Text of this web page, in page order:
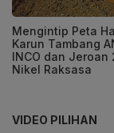
Mengintip Peta
Karun Tambang
INCO dan Jeroan
Nikel Raksasa
VIDEO PILIHAN